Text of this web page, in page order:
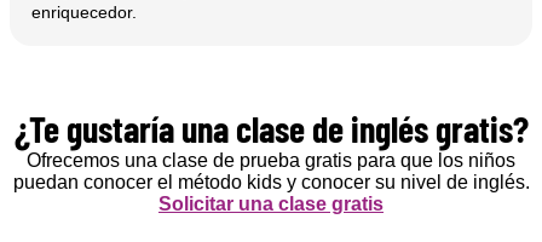
enriquecedor.
¿Te gustaría una clase de inglés gratis?
Ofrecemos una clase de prueba gratis para que los niños
puedan conocer el método kids y conocer su nivel de inglés.
Solicitar una clase gratis